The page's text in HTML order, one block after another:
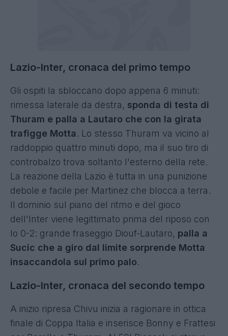
Lazio-Inter, cronaca del primo tempo
Gli ospiti la sbloccano dopo appena 6 minuti:
rimessa laterale da destra, sponda di testa di
Thuram e palla a Lautaro che con la girata
trafigge Motta. Lo stesso Thuram va vicino al
raddoppio quattro minuti dopo, ma il suo tiro di
controbalzo trova soltanto l'esterno della rete.
La reazione della Lazio è tutta in una punizione
debole e facile per Martinez che blocca a terra.
Il dominio sul piano del ritmo e del gioco
dell'Inter viene legittimato prima del riposo con
lo 0-2: grande fraseggio Diouf-Lautaro, palla a
Sucic che a giro dal limite sorprende Motta
insaccandola sul primo palo.
Lazio-Inter, cronaca del secondo tempo
A inizio ripresa Chivu inizia a ragionare in ottica
finale di Coppa Italia e inserisce Bonny e Frattesi